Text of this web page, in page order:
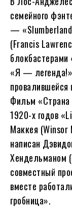
семейного
—
(Francis
«Я —
провалившейся
Фильм «Страна
1920-х годов
Маккея (Winsor
написан
Хендельманом
совместный
вместе
гробница».